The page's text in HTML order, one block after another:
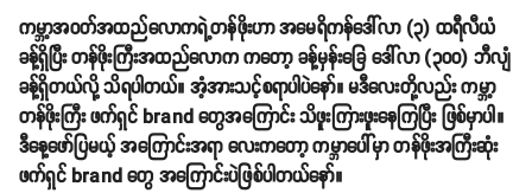
ကမ္ဘာ့အဝတ်အထည်လောကရဲ့တန်ဖိုးဟာ အမေရိကန်ဒေါ်လာ (၃) ထရီလီယံ
ခန့်ရှိပြီး တန်ဖိုးကြီးအထည်လောက ကတော့ ခန့်မှန်းခြေ ဒေါ်လာ (၃၀၀) ဘီလျံ
ခန့်ရှိတယ်လို့ သိရပါတယ်။ အံ့အားသင့်စရာပါပဲနော်။ မဒီလေးတို့လည်း ကမ္ဘာ့
တန်ဖိုးကြီး ဖက်ရှင် brand တွေအကြောင်း သိဖူးကြားဖူးနေကြပြီး ဖြစ်မှာပါ။
ဒီနေ့ဖော်ပြမယ့် အကြောင်းအရာ လေးကတော့ ကမ္ဘာပေါ်မှာ တန်ဖိုးအကြီးဆုံး
ဖက်ရှင် brand တွေ အကြောင်းပဲဖြစ်ပါတယ်နော်။